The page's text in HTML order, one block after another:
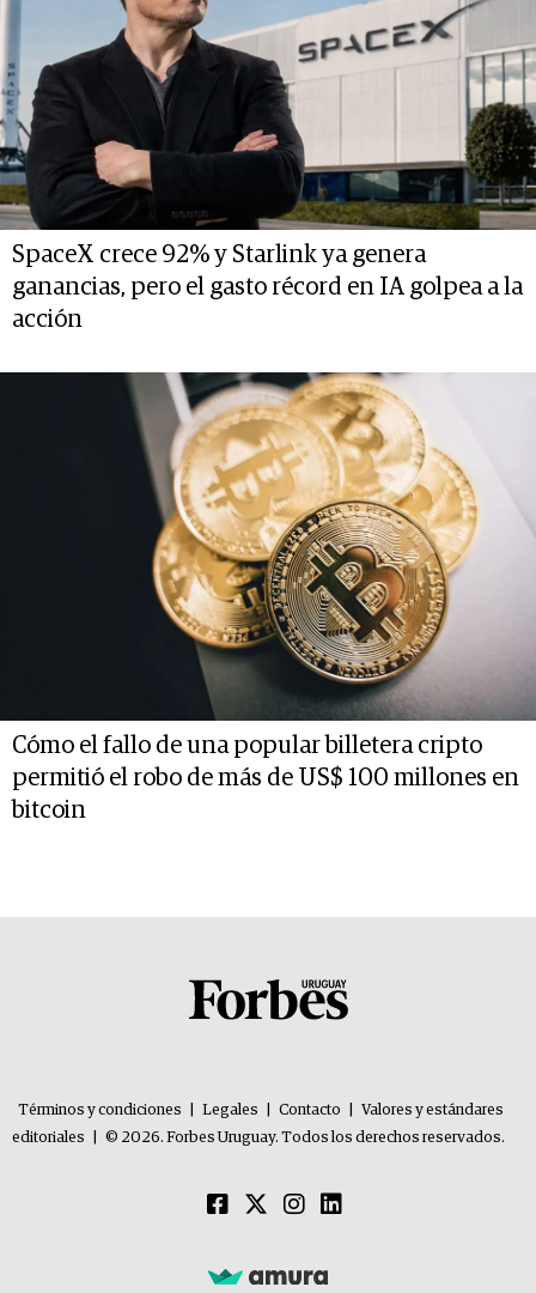
SpaceX crece 92% y Starlink ya genera
ganancias, pero el gasto récord en IA golpea a la
acción
Cómo el fallo de una popular billetera cripto
permitió el robo de más de US$ 100 millones en
bitcoin
Términos y condiciones Legales Contacto
Valores y estándares
editoriales
© 2026. Forbes Uruguay. Todos los derechos reservados.